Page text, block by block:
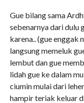
Gue bilang sama
sebenarnya dari dulu
karena.. (gue enggak
langsung memeluk
lembut dan gue
lidah gue ke dalam
ciumin mulai dari
hampir teriak keluar